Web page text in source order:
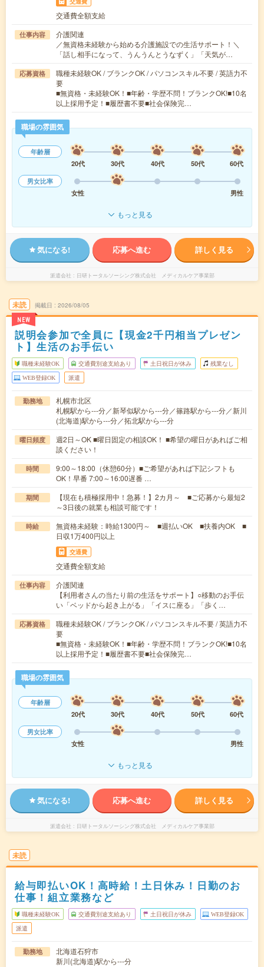
交通費全額支給
仕事内容
介護関連
／無資格未経験から始める介護施設での生活サポート！＼
「話し相手になって、うんうんとうなずく」「天気が…
応募資格
職種未経験OK / ブランクOK / パソコンスキル不要 / 英語力不
要
■無資格・未経験OK！■年齢・学歴不問！ブランクOK!■10名
以上採用予定！■履歴書不要■社会保険完…
職場の雰囲気
年齢層
20代
30代 40代 50代
60代
男女比率
女性
男性
もっと見る
気になる! 応募へ進む 詳しく見る
派遣会社 日研トータルソーシング株式会社 メディカルケア事業部
未読
NEW
掲載日 2026/08/05
説明会参加で全員に【現金2千円相当プレゼン
ト】生活のお手伝い
職種未経験OK 交通費別途支給あり 土日祝日が休み 残業なし
WEB登録OK 派遣
勤務地
札幌市北区
札幌駅から---分／新琴似駅から---分／篠路駅から---分／新川
(北海道)駅から---分／拓北駅から---分
曜日頻度
週2日～OK ■曜日固定の相談OK！ ■希望の曜日があればご相
談ください！
時間
9:00～18:00（休憩60分）■ご希望があれば下記シフトも
OK！早番 7:00～16:00遅番 …
期間
【現在も積極採用中！急募！】2カ月～ ■ご応募から最短2
～3日後の就業も相談可能です！
時給
無資格未経験：時給1300円～ ■週払いOK ■扶養内OK ■
日収1万400円以上
交通費
交通費全額支給
仕事内容
介護関連
【利用者さんの当たり前の生活をサポート】○移動のお手伝
い「ベッドから起き上がる」「イスに座る」「歩く…
応募資格
職種未経験OK / ブランクOK / パソコンスキル不要 / 英語力不
要
■無資格・未経験OK！■年齢・学歴不問！ブランクOK!■10名
以上採用予定！■履歴書不要■社会保険完…
職場の雰囲気
年齢層
20代
30代 40代 50代
60代
男女比率
女性
男性
もっと見る
気になる! 応募へ進む 詳しく見る
派遣会社 日研トータルソーシング株式会社 メディカルケア事業部
未読
給与即払いOK！高時給！土日休み！日勤のお
仕事！組立業務など
職種未経験OK 交通費別途支給あり 土日祝日が休み WEB登録OK
派遣
勤務地
北海道石狩市
新川(北海道)駅から---分